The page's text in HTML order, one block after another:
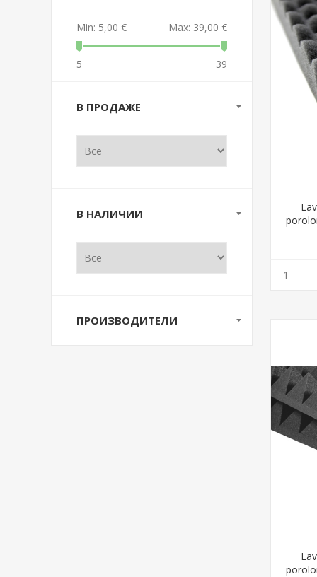
Min: 5,00 € Max: 39,00 €
5 39
В ПРОДАЖЕ
В НАЛИЧИИ
ПРОИЗВОДИТЕЛИ